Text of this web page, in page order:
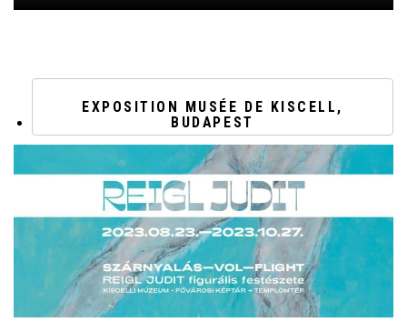
EXPOSITION MUSÉE DE KISCELL,
BUDAPEST